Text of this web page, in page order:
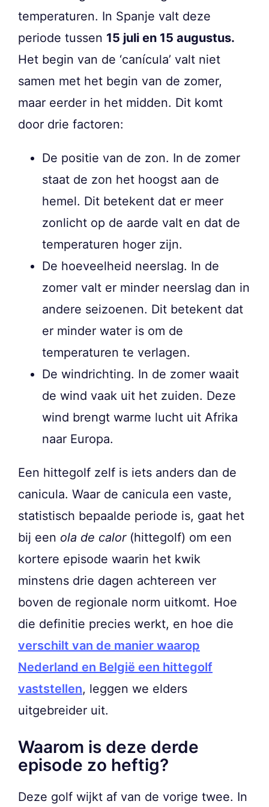
temperaturen. In Spanje valt deze
periode tussen 15 juli en 15 augustus.
Het begin van de ‘canícula’ valt niet
samen met het begin van de zomer,
maar eerder in het midden. Dit komt
door drie factoren:
De positie van de zon. In de zomer
staat de zon het hoogst aan de
hemel. Dit betekent dat er meer
zonlicht op de aarde valt en dat de
temperaturen hoger zijn.
De hoeveelheid neerslag. In de
zomer valt er minder neerslag dan in
andere seizoenen. Dit betekent dat
er minder water is om de
temperaturen te verlagen.
De windrichting. In de zomer waait
de wind vaak uit het zuiden. Deze
wind brengt warme lucht uit Afrika
naar Europa.
Een hittegolf zelf is iets anders dan de
canicula. Waar de canicula een vaste,
statistisch bepaalde periode is, gaat het
bij een ola de calor(hittegolf) om een
kortere episode waarin het kwik
minstens drie dagen achtereen ver
boven de regionale norm uitkomt. Hoe
die definitie precies werkt, en hoe die
verschilt van de manier waarop
Nederland en België een hittegolf
vaststellen, leggen we elders
uitgebreider uit.
Waarom is deze derde
episode zo heftig?
Deze golf wijkt af van de vorige twee. In